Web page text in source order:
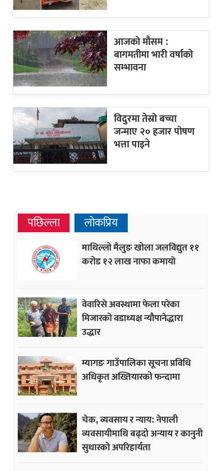
आजको मौसम :
बागमतीमा भारी वर्षाको
सम्भावना
विदुरमा तेस्रो बच्चा
जन्माए २० हजार पोषण
भत्ता पाइने
पछिल्ला लोकप्रिय
माथिल्लो मैलुङ खोला जलविद्युत ११
करोड १२ लाख नाफा कमायाे
वेवारिसे अवस्थामा फेला परेका
मिजारको वडाध्यक्ष न्यौपानेद्धारा
उद्धार
म्यागङ गाउँपालिका सूचना प्रविधि
अधिकृत अख्तियारको फन्दामा
चेक, व्यवसाय र न्याय: नेपाली
व्यवसायीमाथि बढ्दो अन्याय र कानुनी
सुधारको अपरिहार्यता